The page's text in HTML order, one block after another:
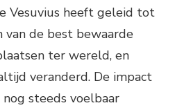
Vesuvius heeft geleid tot
van de best bewaarde
ter wereld, en
veranderd. De impact
steeds voelbaar